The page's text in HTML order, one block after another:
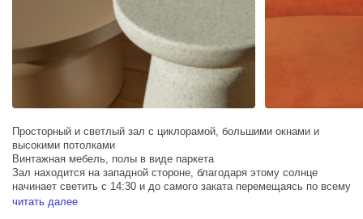
Просторный и светлый зал с циклорамой, большими окнами и
высокими потолками
Винтажная мебель, полы в виде паркета
Зал находится на западной стороне, благодаря этому солнце
начинает светить с 14:30 и до самого заката перемещаясь по всему
залу.
читать далее